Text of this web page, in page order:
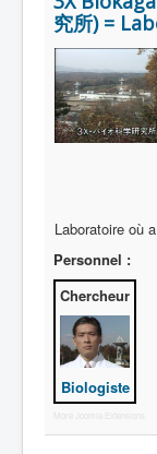
Acteur
Équipe
Équipement
Mecha
Objet
Lieu
究所) =
Laboratoire où
Personnel :
Chercheur
Biologiste
More Joomla Extensions